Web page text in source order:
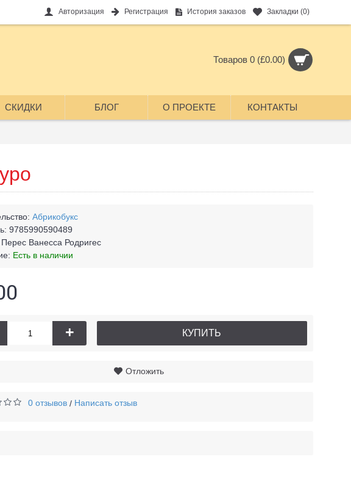
Авторизация Регистрация История заказов Закладки (0)
Товаров 0 (£0.00)
СКИДКИ БЛОГ О ПРОЕКТЕ КОНТАКТЫ
Абрикобукс
9785990590489
Перес Ванесса Родригес
Есть в наличии
+ КУПИТЬ
Отложить
0 отзывов / Написать отзыв